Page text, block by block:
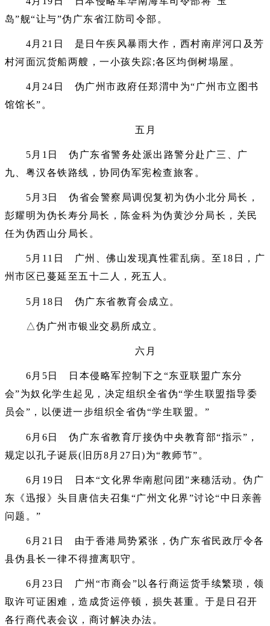
岛”舰“让与”伪广东省江防司令部。
4月21日 是日午疾风暴雨大作，西村南岸河口及芳
村河面沉货船两艘，一小孩失踪;各区均倒树塌屋。
4月24日 伪广州市政府任郑渭中为“广州市立图书
馆馆长”。
五月
5月1日 伪广东省警务处派出路警分赴广三、广
九、粤汉各铁路线，协同伪军宪检查旅客。
5月3日 伪省会警察局调倪复初为伪小北分局长，
彭耀明为伪长寿分局长，陈金科为伪黄沙分局长，关民
任为伪西山分局长。
5月11日 广州、佛山发现真性霍乱病。至18日，广
州市区已蔓延至五十二人，死五人。
5月18日 伪广东省教育会成立。
△伪广州市银业交易所成立。
六月
6月5日 日本侵略军控制下之“东亚联盟广东分
会”为奴化学生起见，决定组织全省伪“学生联盟指导委
员会”，以便进一步组织全省伪“学生联盟。”
6月6日 伪广东省教育厅接伪中央教育部“指示”，
规定以孔子诞辰(旧历8月27日)为“教师节”。
6月19日 日本“文化界华南慰问团”来穗活动。伪广
东《迅报》头目唐信夫召集“广州文化界”讨论“中日亲善
问题。”
6月21日 由于香港局势紧张，伪广东省民政厅令各
县伪县长一律不得擅离职守。
6月23日 广州“市商会”以各行商运货手续繁琐，领
取许可证困难，造成货运停顿，损失甚重。于是日召开
各行商代表会议，商讨解决办法。